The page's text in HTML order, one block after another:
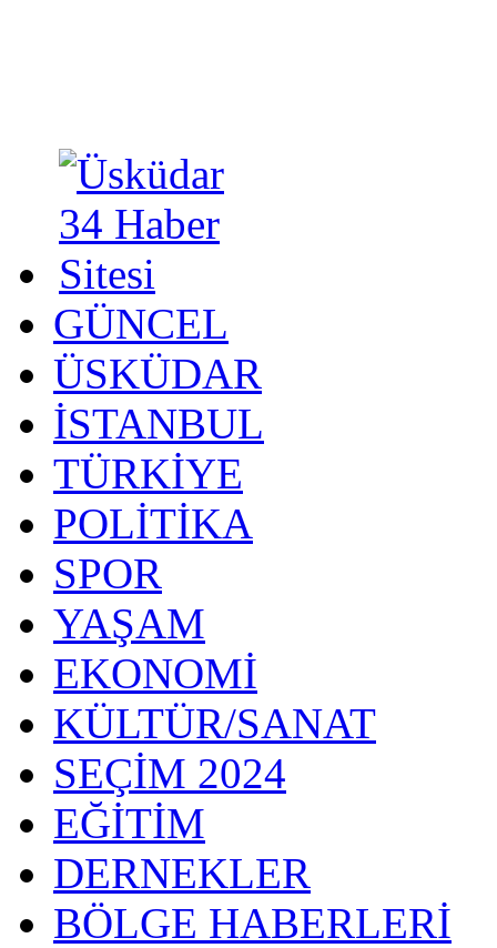
GÜNCEL
ÜSKÜDAR
İSTANBUL
TÜRKİYE
POLİTİKA
SPOR
YAŞAM
EKONOMİ
KÜLTÜR/SANAT
SEÇİM 2024
EĞİTİM
DERNEKLER
BÖLGE HABERLERİ